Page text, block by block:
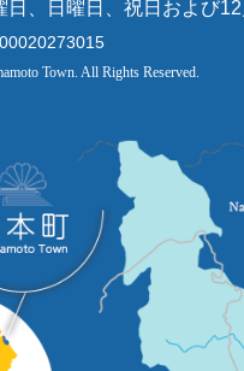
日、日曜日、祝日および
Town. All Rights Reserved.